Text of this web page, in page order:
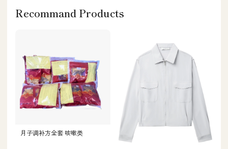
Recommand Products
月子调补方全套 咳嗽类